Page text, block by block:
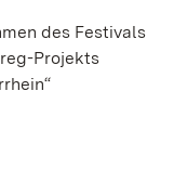
des Festivals
Projekts